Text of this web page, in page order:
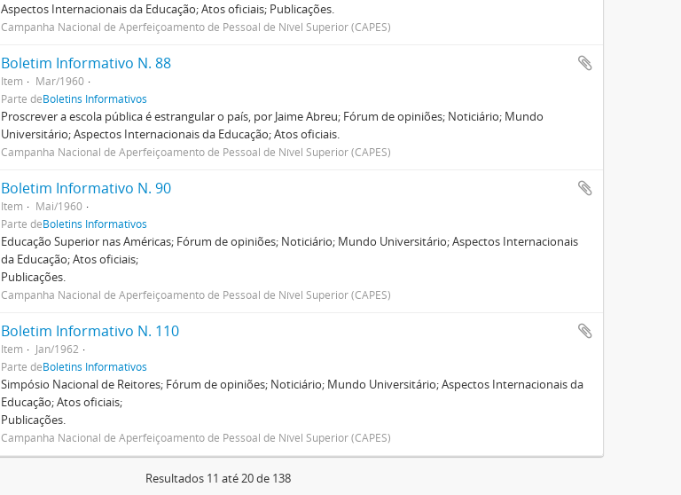
Aspectos Internacionais da Educação; Atos oficiais; Publicações.
Campanha Nacional de Aperfeiçoamento de Pessoal de Nível Superior (CAPES)
Boletim Informativo N. 88
Item
Mar/1960
Parte deBoletins Informativos
Proscrever a escola pública é estrangular o país, por Jaime Abreu; Fórum de opiniões; Noticiário; Mundo
Universitário; Aspectos Internacionais da Educação; Atos oficiais.
Campanha Nacional de Aperfeiçoamento de Pessoal de Nível Superior (CAPES)
Boletim Informativo N. 90
Item
Mai/1960
Parte deBoletins Informativos
Educação Superior nas Américas; Fórum de opiniões; Noticiário; Mundo Universitário; Aspectos Internacionais
da Educação; Atos oficiais;
Publicações.
Campanha Nacional de Aperfeiçoamento de Pessoal de Nível Superior (CAPES)
Boletim Informativo N. 110
Item
Jan/1962
Parte deBoletins Informativos
Simpósio Nacional de Reitores; Fórum de opiniões; Noticiário; Mundo Universitário; Aspectos Internacionais da
Educação; Atos oficiais;
Publicações.
Campanha Nacional de Aperfeiçoamento de Pessoal de Nível Superior (CAPES)
Resultados 11 até 20 de 138